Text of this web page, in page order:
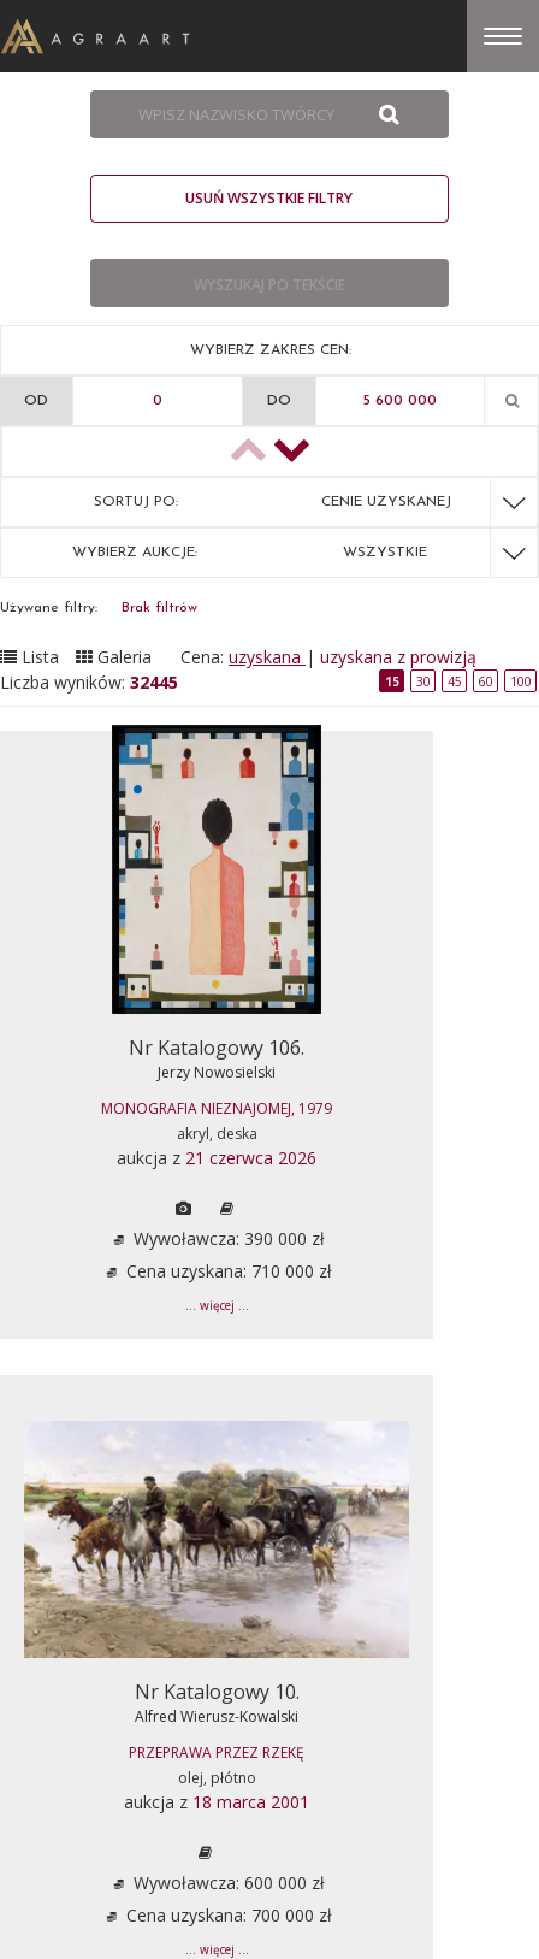
USUŃ WSZYSTKIE FILTRY
WYBIERZ ZAKRES CEN:
OD DO
SORTUJ PO: CENIE UZYSKANEJ
WYBIERZ AUKCJE: WSZYSTKIE
Używane filtry: Brak filtrów
Lista Galeria Cena: uzyskana | uzyskana z prowizją
Liczba wyników: 32445 15 30 45 60 100
Nr Katalogowy 106.
Jerzy Nowosielski
MONOGRAFIA NIEZNAJOMEJ, 1979
akryl, deska
aukcja z 21 czerwca 2026
Wywoławcza: 390 000 zł
Cena uzyskana: 710 000 zł
... więcej ...
Nr Katalogowy 10.
Alfred Wierusz-Kowalski
PRZEPRAWA PRZEZ RZEKĘ
olej, płótno
aukcja z 18 marca 2001
Wywoławcza: 600 000 zł
Cena uzyskana: 700 000 zł
... więcej ...